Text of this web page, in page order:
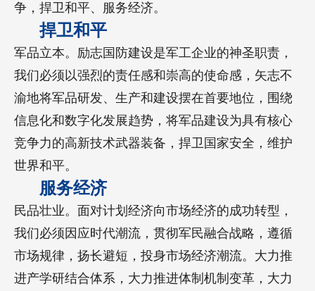
争，捍卫和平、服务经济。
捍卫和平
军品立本。励志国防建设是军工企业的神圣职责，
我们必须以强烈的责任感和崇高的使命感，矢志不
渝地将军品研发、生产和建设摆在首要地位，围绕
信息化和数字化发展趋势，将军品建设为具有核心
竞争力的高新技术武器装备，捍卫国家安全，维护
世界和平。
服务经济
民品壮业。面对计划经济向市场经济的成功转型，
我们必须因应时代潮流，贯彻军民融合战略，遵循
市场规律，扬长避短，投身市场经济潮流。大力推
进产学研结合体系，大力推进体制机制变革，大力